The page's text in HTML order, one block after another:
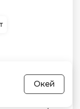
400 сум -35 %
Окей